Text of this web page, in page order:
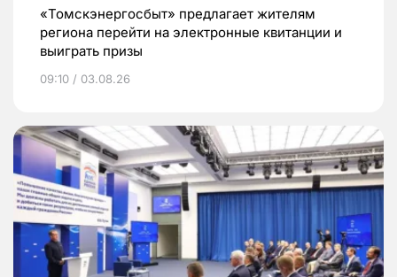
«Томскэнергосбыт» предлагает жителям
региона перейти на электронные квитанции и
выиграть призы
09:10 / 03.08.26